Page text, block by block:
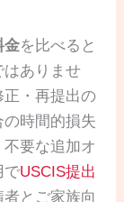
金を比べると
ありませ
正・再提出の
時間的損失
要な追加オ
でUSCIS提出
とご家族向